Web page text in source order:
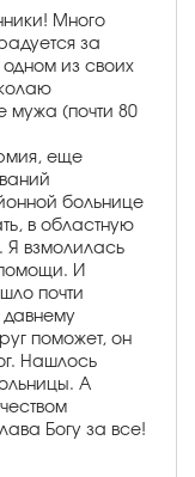
Много
за
из своих
мужа (почти 80
еще
больнице
в областную
Я взмолилась
И
почти
давнему
поможет, он
Нашлось
А
Богу за все!